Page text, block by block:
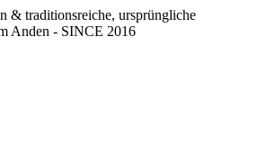
& traditionsreiche, ursprüngliche
Anden - SINCE 2016